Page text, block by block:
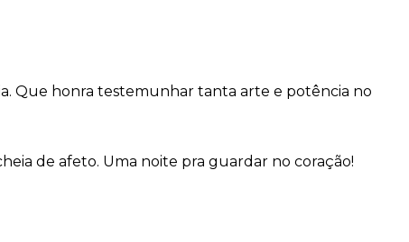
Que honra testemunhar tanta arte e potência no
de afeto. Uma noite pra guardar no coração!